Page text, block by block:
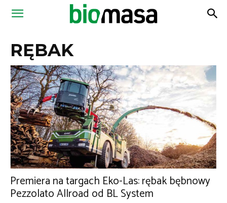
Magazyn
RĘBAK
Premiera na targach Eko-Las: rębak bębnowy
Pezzolato Allroad od BL System